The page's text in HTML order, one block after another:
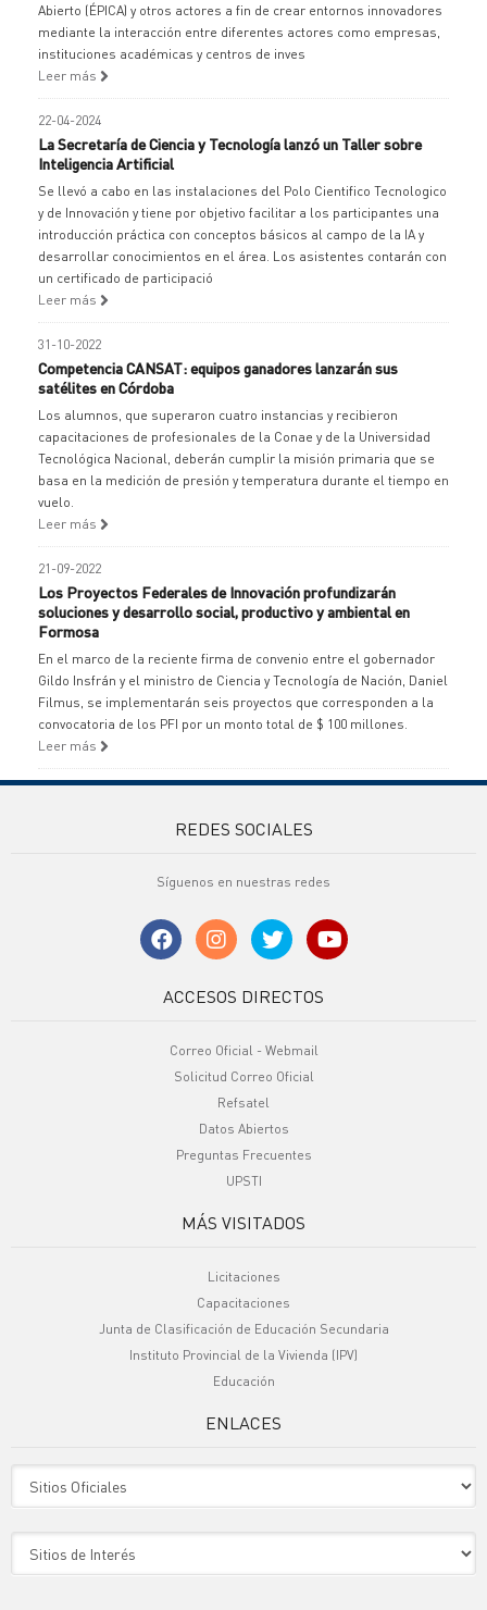
Abierto (ÉPICA) y otros actores a fin de crear entornos innovadores
mediante la interacción entre diferentes actores como empresas,
instituciones académicas y centros de inves
Leer más
22-04-2024
La Secretaría de Ciencia y Tecnología lanzó un Taller sobre
Inteligencia Artificial
Se llevó a cabo en las instalaciones del Polo Cientifico Tecnologico
y de Innovación y tiene por objetivo facilitar a los participantes una
introducción práctica con conceptos básicos al campo de la IA y
desarrollar conocimientos en el área. Los asistentes contarán con
un certificado de participació
Leer más
31-10-2022
Competencia CANSAT: equipos ganadores lanzarán sus
satélites en Córdoba
Los alumnos, que superaron cuatro instancias y recibieron
capacitaciones de profesionales de la Conae y de la Universidad
Tecnológica Nacional, deberán cumplir la misión primaria que se
basa en la medición de presión y temperatura durante el tiempo en
vuelo.
Leer más
21-09-2022
Los Proyectos Federales de Innovación profundizarán
soluciones y desarrollo social, productivo y ambiental en
Formosa
En el marco de la reciente firma de convenio entre el gobernador
Gildo Insfrán y el ministro de Ciencia y Tecnología de Nación, Daniel
Filmus, se implementarán seis proyectos que corresponden a la
convocatoria de los PFI por un monto total de $ 100 millones.
Leer más
REDES SOCIALES
Síguenos en nuestras redes
ACCESOS DIRECTOS
Correo Oficial - Webmail
Solicitud Correo Oficial
Refsatel
Datos Abiertos
Preguntas Frecuentes
UPSTI
MÁS VISITADOS
Licitaciones
Capacitaciones
Junta de Clasificación de Educación Secundaria
Instituto Provincial de la Vivienda (IPV)
Educación
ENLACES